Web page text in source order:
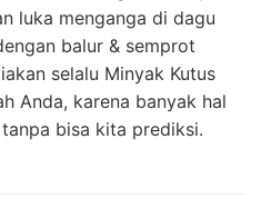
luka menganga di dagu
balur & semprot
selalu Minyak Kutus
Anda, karena banyak hal
bisa kita prediksi.